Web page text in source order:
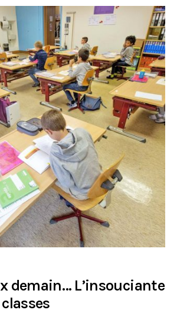
demain… L’insouciante